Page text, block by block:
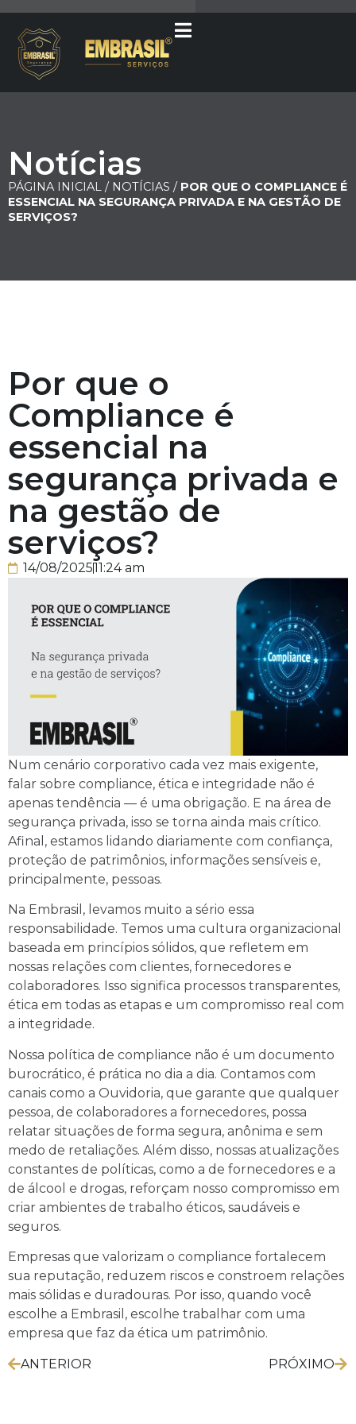
Notícias
PÁGINA INICIAL / NOTÍCIAS / POR QUE O COMPLIANCE É
ESSENCIAL NA SEGURANÇA PRIVADA E NA GESTÃO DE
SERVIÇOS?
Por que o
Compliance é
essencial na
segurança privada e
na gestão de
serviços?
14/08/202511:24 am
Num cenário corporativo cada vez mais exigente,
falar sobre compliance, ética e integridade não é
apenas tendência — é uma obrigação. E na área de
segurança privada, isso se torna ainda mais crítico.
Afinal, estamos lidando diariamente com confiança,
proteção de patrimônios, informações sensíveis e,
principalmente, pessoas.
Na Embrasil, levamos muito a sério essa
responsabilidade. Temos uma cultura organizacional
baseada em princípios sólidos, que refletem em
nossas relações com clientes, fornecedores e
colaboradores. Isso significa processos transparentes,
ética em todas as etapas e um compromisso real com
a integridade.
Nossa política de compliance não é um documento
burocrático, é prática no dia a dia. Contamos com
canais como a Ouvidoria, que garante que qualquer
pessoa, de colaboradores a fornecedores, possa
relatar situações de forma segura, anônima e sem
medo de retaliações. Além disso, nossas atualizações
constantes de políticas, como a de fornecedores e a
de álcool e drogas, reforçam nosso compromisso em
criar ambientes de trabalho éticos, saudáveis e
seguros.
Empresas que valorizam o compliance fortalecem
sua reputação, reduzem riscos e constroem relações
mais sólidas e duradouras. Por isso, quando você
escolhe a Embrasil, escolhe trabalhar com uma
empresa que faz da ética um patrimônio.
ANTERIOR PRÓXIMO